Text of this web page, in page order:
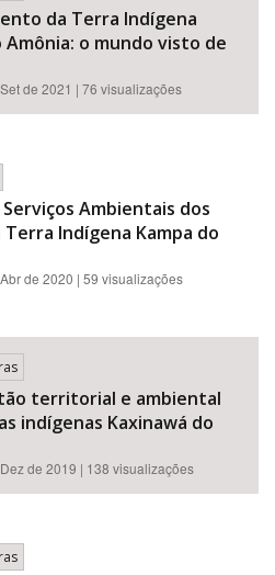
BUSCAR
da Terra Indígena
Amônia: o mundo visto de
de 2021 | 76 visualizações
Ambientais dos
Indígena Kampa do
de 2020 | 59 visualizações
territorial e ambiental
indígenas Kaxinawá do
de 2019 | 138 visualizações